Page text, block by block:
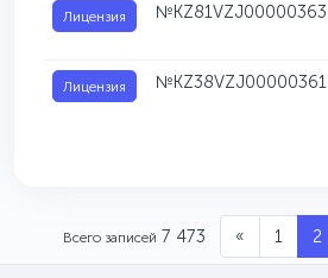
Лицензия №KZ81VZJ00000363
Лицензия №KZ38VZJ00000361
Всего записей 7 473 « 1 2